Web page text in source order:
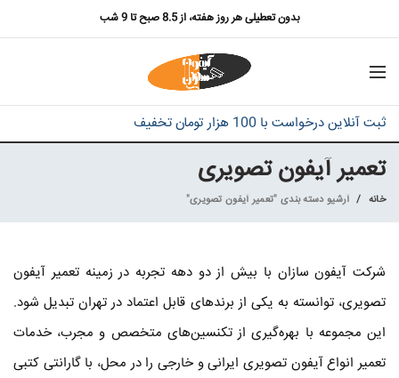
بدون تعطیلی هر روز هفته، از 8.5 صبح تا 9 شب
ثبت آنلاین درخواست با 100 هزار تومان تخفیف
تعمیر آیفون تصویری
خانه آرشیو دسته بندی "تعمیر آیفون تصویری"
شرکت آیفون سازان با بیش از دو دهه تجربه در زمینه تعمیر آیفون
تصویری، توانسته به یکی از برندهای قابل اعتماد در تهران تبدیل شود.
این مجموعه با بهره‌گیری از تکنسین‌های متخصص و مجرب، خدمات
تعمیر انواع آیفون تصویری ایرانی و خارجی را در محل، با گارانتی کتبی